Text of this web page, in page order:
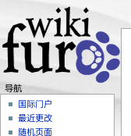
导航
国际门户
最近更改
随机页面